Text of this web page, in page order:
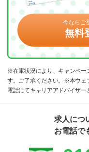
今ならご
無料
※在庫状況により、キャンペー
す。ご了承ください。※本ウェ
電話にてキャリアアドバイザー
求人につ
お電話で